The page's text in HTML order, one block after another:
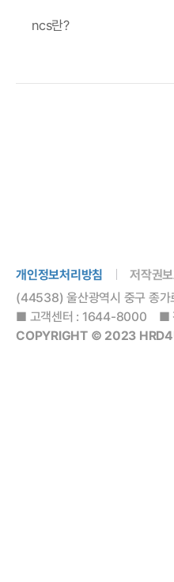
ncs란?
개인정보처리방침
저작권
(44538) 울산광역시 중구 종
■ 고객센터 : 1644-8000 ■
COPYRIGHT © 2023